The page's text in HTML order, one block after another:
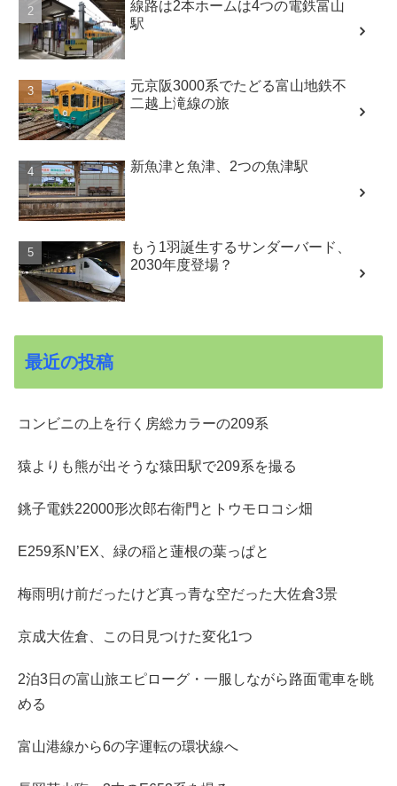
線路は2本ホームは4つの電鉄富山
駅
元京阪3000系でたどる富山地鉄不
二越上滝線の旅
新魚津と魚津、2つの魚津駅
もう1羽誕生するサンダーバード、
2030年度登場？
最近の投稿
コンビニの上を行く房総カラーの209系
猿よりも熊が出そうな猿田駅で209系を撮る
銚子電鉄22000形次郎右衛門とトウモロコシ畑
E259系N’EX、緑の稲と蓮根の葉っぱと
梅雨明け前だったけど真っ青な空だった大佐倉3景
京成大佐倉、この日見つけた変化1つ
2泊3日の富山旅エピローグ・一服しながら路面電車を眺
める
富山港線から6の字運転の環状線へ